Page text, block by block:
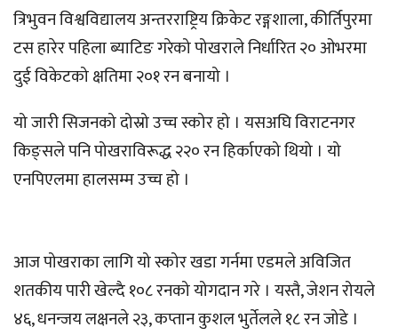
त्रिभुवन विश्वविद्यालय अन्तरराष्ट्रिय क्रिकेट रङ्गशाला, कीर्तिपुरमा
टस हारेर पहिला ब्याटिङ गरेको पोखराले निर्धारित २० ओभरमा
दुई विकेटको क्षतिमा २०१ रन बनायो ।
यो जारी सिजनको दोस्रो उच्च स्कोर हो । यसअघि विराटनगर
किङ्सले पनि पोखराविरूद्ध २२० रन हिर्काएको थियो । यो
एनपिएलमा हालसम्म उच्च हो ।
आज पोखराका लागि यो स्कोर खडा गर्नमा एडमले अविजित
शतकीय पारी खेल्दै १०८ रनको योगदान गरे । यस्तै, जेशन रोयले
४६, धनन्जय लक्षनले २३, कप्तान कुशल भुर्तेलले १८ रन जोडे ।